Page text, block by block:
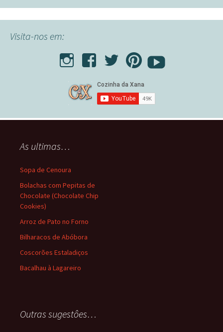
Visita-nos em:
As ultimas…
Sopa de Cenoura
Bolachas com Pepitas de
Chocolate (Chocolate Chip
Cookies)
Arroz de Pato no Forno
Bilharacos de Abóbora
Coscorões Estaladiços
Bacalhau à Lagareiro
Outras sugestôes…